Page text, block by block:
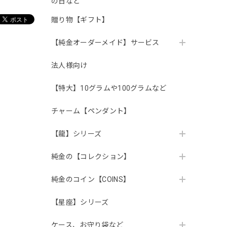
贈り物【ギフト】
【純金オーダーメイド】サービス
法人様向け
【特大】10グラムや100グラムなど
チャーム【ペンダント】
【龍】シリーズ
純金の【コレクション】
純金のコイン【COINS】
【星座】シリーズ
ケース、お守り袋など